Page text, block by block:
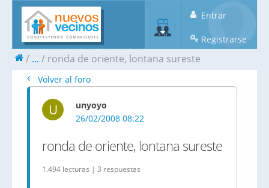
Entrar
Registrarse
... ronda de oriente, lontana sureste
Volver al foro
U
unyoyo
26/02/2008 08:22
ronda de oriente, lontana sureste
1.494 lecturas | 3 respuestas